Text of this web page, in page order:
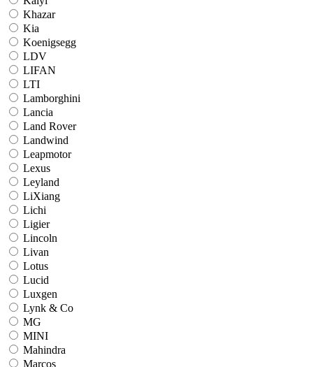
Khazar
Kia
Koenigsegg
LDV
LIFAN
LTI
Lamborghini
Lancia
Land Rover
Landwind
Leapmotor
Lexus
Leyland
LiXiang
Lichi
Ligier
Lincoln
Livan
Lotus
Lucid
Luxgen
Lynk & Co
MG
MINI
Mahindra
Marcos